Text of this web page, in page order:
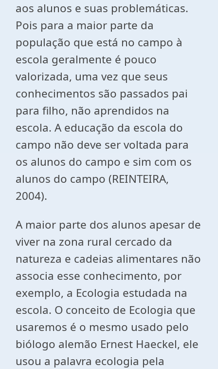
aos alunos e suas problemáticas.
Pois para a maior parte da
população que está no campo à
escola geralmente é pouco
valorizada, uma vez que seus
conhecimentos são passados pai
para filho, não aprendidos na
escola. A educação da escola do
campo não deve ser voltada para
os alunos do campo e sim com os
alunos do campo (REINTEIRA,
2004).
A maior parte dos alunos apesar de
viver na zona rural cercado da
natureza e cadeias alimentares não
associa esse conhecimento, por
exemplo, a Ecologia estudada na
escola. O conceito de Ecologia que
usaremos é o mesmo usado pelo
biólogo alemão Ernest Haeckel, ele
usou a palavra ecologia pela